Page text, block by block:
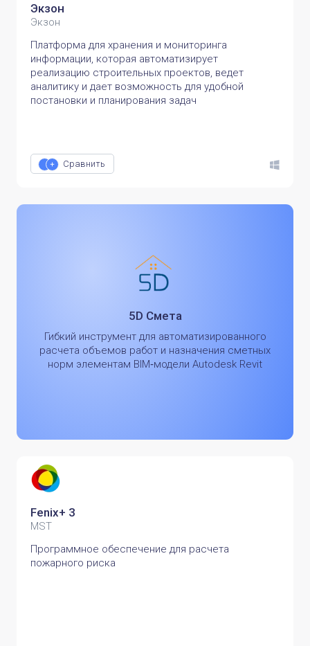
Экзон
Экзон
Платформа для хранения и мониторинга
информации, которая автоматизирует
реализацию строительных проектов, ведет
аналитику и дает возможность для удобной
постановки и планирования задач
Сравнить
Fenix+ 3
MST
Программное обеспечение для расчета
пожарного риска
5D Смета
Гибкий инструмент для автоматизированного
расчета объемов работ и назначения сметных
норм элементам BIM‑модели Autodesk Revit